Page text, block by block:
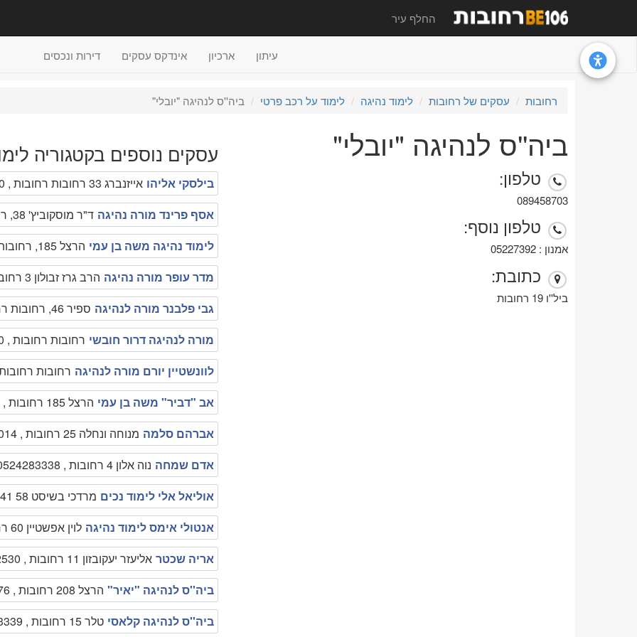
החלף עיר
עיתון ארכיון אינדקס עסקים דירות ונכסים
רחובות עסקים של רחובות לימוד נהיגה לימוד על רכב פרטי ביה''ס לנהיגה "יובלי"
ביה''ס לנהיגה "יובלי"
טלפון:
089458703
טלפון נוסף:
אמנון : 05227392
כתובת:
ביל''ו 19 רחובות
עסקים נוספים בקטגוריה
בילסקי אליהו אייזנברג 33 רחובות רחובות , 0546670870
אסף פרינד מורה נהיגה ד"ר מוסקוביץ' 38, רחובות רחובות , 052-3203434
לימוד נהיגה משה בן עמי הרצל 185, רחובות רחובות , 08-9365060
מדר עופר מורה נהיגה הרב גרז זבולון 3 רחובות , 052-2558666
גבי פלבנר מורה לנהיגה ספיר 46, רחובות רחובות , 08-9456830
מורה לנהיגה דרור חובשי רחובות רחובות , 0000000
לוונשטיין יורם מורה לנהיגה רחובות רחובות ,
אב "דביר" משה בן עמי הרצל 185 רחובות , 0522515528
אברהם סלמה מנוחה ונחלה 25 רחובות , 0507610014
אדם שמחה נוה אלון 4 רחובות , 0524283338
אוליאל אלי לימוד נכים מרדכי בשיסט 58 41 41 ג רחובות , 0542345678
אנטולי אימס לימוד נהיגה לוין אפשטיין 60 רחובות , 0505507111
אריה שכטר אליעזר יעקובזון 11 רחובות , 089452530
ביה''ס לנהיגה "יאיר" הרצל 208 רחובות , 0504569876
ביה''ס לנהיגה קלאסי טלר 15 רחובות , 089473339